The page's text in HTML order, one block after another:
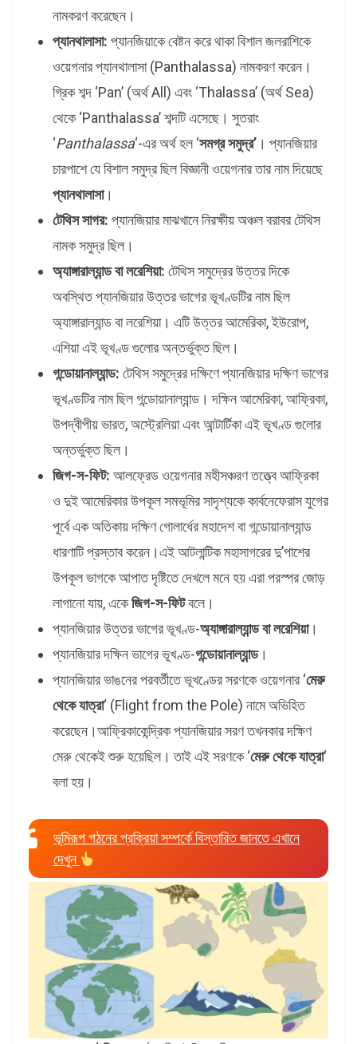
নামকরণ করেছেন।
প্যানথালাসা: প্যানজিয়াকে বেষ্টন করে থাকা বিশাল জলরাশিকে
ওয়েগনার প্যানথালাসা (Panthalassa) নামকরণ করেন।
গ্রিক শব্দ ‘Pan’ (অর্থ All) এবং ‘Thalassa’ (অর্থ Sea)
থেকে ‘Panthalassa’ শব্দটি এসেছে। সুতরাং
‘Panthalassa‘-এর অর্থ হল ‘সমগ্র সমুদ্র’ । প্যানজিয়ার
চারপাশে যে বিশাল সমুদ্র ছিল বিজ্ঞানী ওয়েগনার তার নাম দিয়েছে
প্যানথালাসা।
টেথিস সাগর: প্যানজিয়ার মাঝখানে নিরক্ষীয় অঞ্চল বরাবর টেথিস
নামক সমুদ্র ছিল।
অ্যাঙ্গারাল্যান্ড বা লরেশিয়া: টেথিস সমুদ্রের উত্তর দিকে
অবস্থিত প্যানজিয়ার উত্তর ভাগের ভূখণ্ডটির নাম ছিল
অ্যাঙ্গারাল্যান্ড বা লরেশিয়া। এটি উত্তর আমেরিকা, ইউরোপ,
এশিয়া এই ভূখণ্ড গুলোর অন্তর্ভুক্ত ছিল।
গন্ডোয়ানাল্যান্ড: টেথিস সমুদ্রের দক্ষিণে প্যানজিয়ার দক্ষিণ ভাগের
ভূখণ্ডটির নাম ছিল গন্ডোয়ানাল্যান্ড। দক্ষিন আমেরিকা, আফ্রিকা,
উপদ্বীপীয় ভারত, অস্ট্রেলিয়া এবং আন্টার্টিকা এই ভূখণ্ড গুলোর
অন্তর্ভুক্ত ছিল।
জিগ-স-ফিট: আলফ্রেড ওয়েগনার মহীসঞ্চরণ তত্ত্বে আফ্রিকা
ও দুই আমেরিকার উপকূল সমভূমির সাদৃশ্যকে কার্বনেফেরাস যুগের
পূর্বে এক অতিকায় দক্ষিণ গোলার্ধের মহাদেশ বা গন্ডোয়ানাল্যান্ড
ধারণাটি প্রস্তাব করেন।এই আটলান্টিক মহাসাগরের দু’পাশের
উপকূল ভাগকে আপাত দৃষ্টিতে দেখলে মনে হয় এরা পরস্পর জোড়
লাগানো যায়, একেজিগ-স-ফিটবলে।
প্যানজিয়ার উত্তর ভাগের ভূখণ্ড-অ্যাঙ্গারাল্যান্ড বা লরেশিয়া।
প্যানজিয়ার দক্ষিন ভাগের ভূখণ্ড-গন্ডোয়ানাল্যান্ড।
প্যানজিয়ার ভাঙনের পরবর্তীতে ভূখণ্ডের সরণকে ওয়েগনার ‘মেরু
থেকে যাত্রা‘ (Flight from the Pole) নামে অভিহিত
করেছেন।আফ্রিকাকেন্দ্রিক প্যানজিয়ার সরণ তখনকার দক্ষিণ
মেরু থেকেই শুরু হয়েছিল। তাই এই সরণকে ‘মেরু থেকে যাত্রা‘
বলা হয়।
ভূমিরূপ গঠনের প্রক্রিয়া সম্পর্কে বিস্তারিত জানতে এখানে
দেখুন